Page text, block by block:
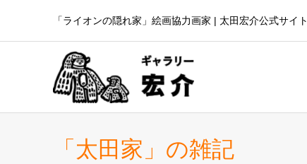
「ライオンの隠れ家」絵画協力画家 | 太田宏介公式サイト
「太田家」の雑記